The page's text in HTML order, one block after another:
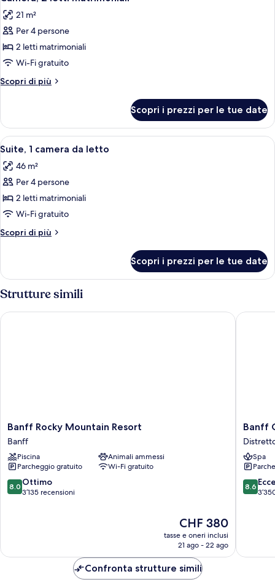
balcone
tutte
le
foto
per
Camera,
2
letti
21 m²
Per 4 persone
2 letti matrimoniali
Wi-Fi gratuito
Scopri di più
Altri
2
letti
matrimoniali
Scopri i prezzi per le tue date
Apri
tutte
le
foto
per
Suite,
1
camera
letto
Una camera d'albergo con due letti,
8
Suite, 1 camera da letto
46 m²
Per 4 persone
2 letti matrimoniali
Wi-Fi gratuito
Scopri di più
Altri
1
camera
da
letto
Scopri i prezzi per le tue date
Strutture simili
Banff
Rocky
Mountain
Resort
Banff
Banff Rocky Mountain Resort
Banff
Piscina
Animali ammessi
Parcheggio gratuito
Wi-Fi gratuito
8.0
su
8.0 Ottimo
3’135 recensioni
Il
attuale
CHF 380
CHF 380
tasse e oneri inclusi
21 ago - 22 ago
Banff Rocky Mountain Resort
Banff
Caribou
Lodge
and
Spa
di
Banff
Spa
8.6
su
8.6
Banff
Confronta strutture simili